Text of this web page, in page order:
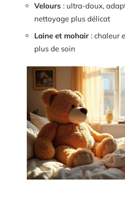
Velours : ultra-doux,
nettoyage plus délicat
Laine et mohair : chaleur
plus de soin